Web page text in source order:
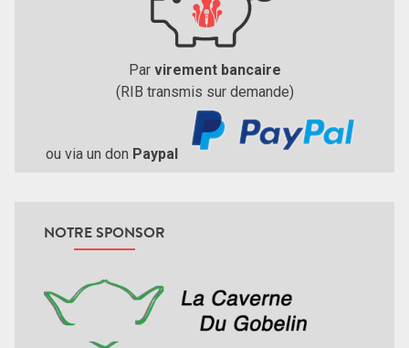
Par virement bancaire
(RIB transmis sur demande)
ou via un don Paypal
NOTRE SPONSOR